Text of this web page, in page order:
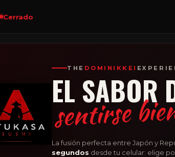
Cerrado
THE DOMINIKKEI
EL SABOR
sentirse
La fusión perfecta entre Japón y
segundos desde tu celular: elige